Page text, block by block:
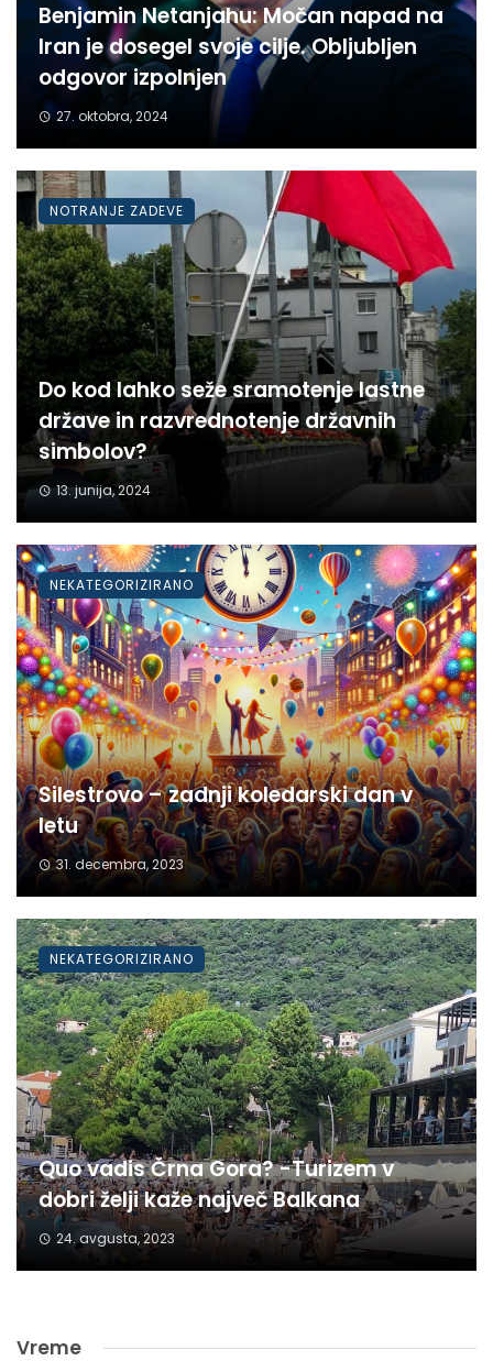
Benjamin Netanjahu: Močan napad na
Iran je dosegel svoje cilje. Obljubljen
odgovor izpolnjen
27. oktobra, 2024
Do kod lahko seže sramotenje lastne
države in razvrednotenje državnih
simbolov?
13. junija, 2024
NOTRANJE ZADEVE
Silestrovo – zadnji koledarski dan v
letu
31. decembra, 2023
NEKATEGORIZIRANO
Quo vadis Črna Gora? -Turizem v
dobri želji kaže največ Balkana
24. avgusta, 2023
NEKATEGORIZIRANO
Vreme